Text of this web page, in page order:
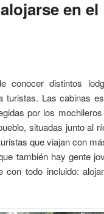
en el
conocer distintos
turistas. Las cabinas
por los
situadas junto al
que viajan con
también hay gente
todo incluido: